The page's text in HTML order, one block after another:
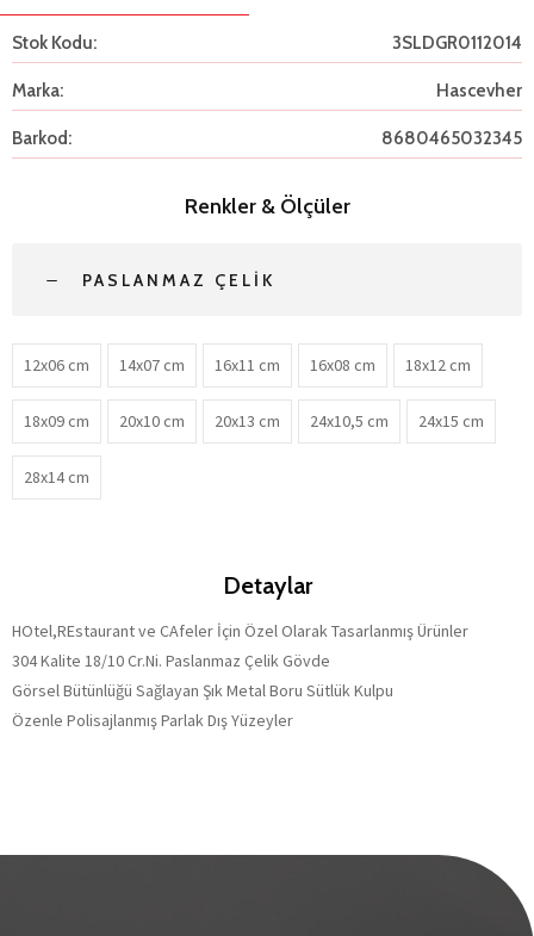
Stok Kodu: 3SLDGR0112014
Marka: Hascevher
Barkod: 8680465032345
Renkler & Ölçüler
PASLANMAZ ÇELIK
12x06 cm 14x07 cm 16x11 cm 16x08 cm 18x12 cm
18x09 cm 20x10 cm 20x13 cm 24x10,5 cm 24x15 cm
28x14 cm
Detaylar
HOtel,REstaurant ve CAfeler İçin Özel Olarak Tasarlanmış Ürünler
304 Kalite 18/10 Cr.Ni. Paslanmaz Çelik Gövde
Görsel Bütünlüğü Sağlayan Şık Metal Boru Sütlük Kulpu
Özenle Polisajlanmış Parlak Dış Yüzeyler